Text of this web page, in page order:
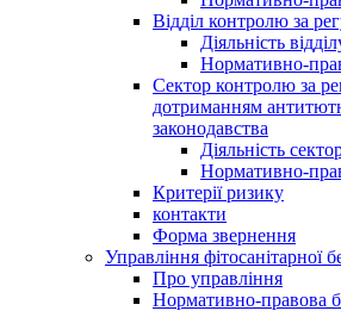
Відділ контролю за
Діяльність
Нормативно-
Сектор контролю за
дотриманням
законодавства
Діяльність
Нормативно-
Критерії ризику
контакти
Форма звернення
Управління фітосанітарної
Про управління
Нормативно-правова